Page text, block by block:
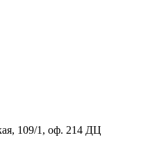
109/1, оф. 214 ДЦ